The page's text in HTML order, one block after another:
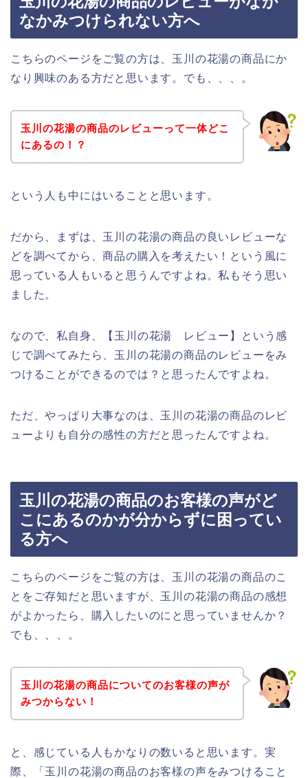
なかみつけられない方へ
こちらのページをご覧の方は、玉川の花湯の商品にか
なり興味のある方だと思います。でも、、、。
玉川の花湯の商品のレビューって一体どこ
にあるの！？
という人も中にはいることと思います。
だから、まずは、玉川の花湯の商品の良いレビューな
どを調べてから、商品の購入を考えたい！という風に
思っている人もいると思うんですよね。私もそう思い
ました。
なので、私自身、【玉川の花湯 レビュー】という感
じで調べてみたら、玉川の花湯の商品のレビューをみ
つけることができるのでは？と思ったんですよね。
ただ、やっぱり大事なのは、玉川の花湯の商品のレビ
ューよりも自分の感性の方だと思ったんですよね。
玉川の花湯の商品のお客様の声がど
こにあるのかが分からずに困ってい
る方へ
こちらのページをご覧の方は、玉川の花湯の商品のこ
とをご存知だと思いますが、玉川の花湯の商品の感想
がよかったら、購入したいのにと思っていませんか？
でも、、、。
玉川の花湯の商品についてのお客様の声が
みつからない！
と、感じている人もかなりの数いると思います。実
際、「玉川の花湯の商品のお客様の声をみつけること